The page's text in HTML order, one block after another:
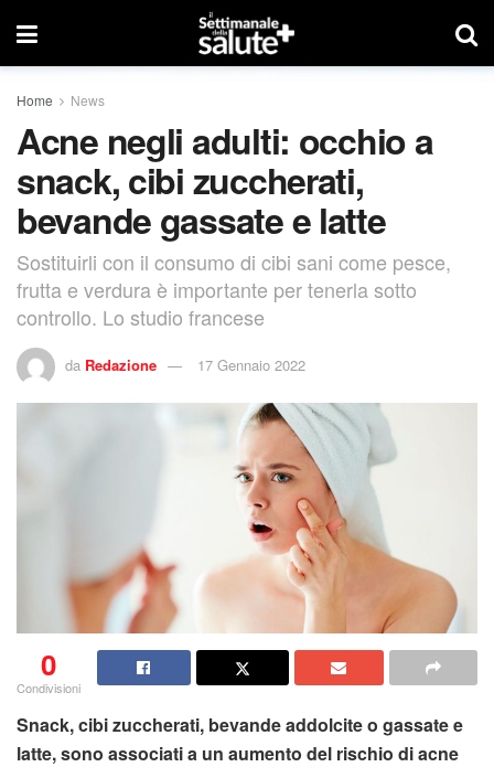
Home News
Acne negli adulti: occhio a
snack, cibi zuccherati,
bevande gassate e latte
Sostituirli con il consumo di cibi sani come pesce,
frutta e verdura è importante per tenerla sotto
controllo. Lo studio francese
da Redazione 17 Gennaio 2022
0
Condivisioni
Snack, cibi zuccherati, bevande addolcite o gassate e
latte, sono associati a un aumento del rischio di acne